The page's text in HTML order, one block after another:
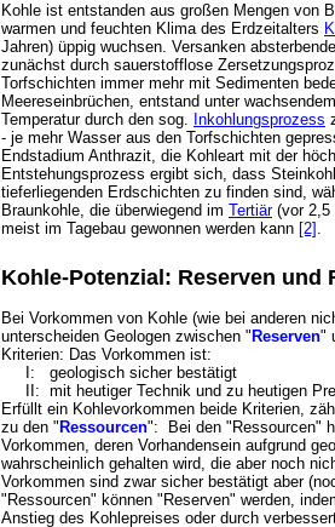
Kohle ist entstanden aus großen Mengen von
warmen und feuchten Klima des Erdzeitalters
Jahren) üppig wuchsen. Versanken
zunächst durch sauerstofflose
Torfschichten immer mehr mit Sedimenten
Meereseinbrüchen, entstand unter
Temperatur durch den sog. Inkohlungsprozess
- je mehr Wasser aus den Torfschichten
Endstadium Anthrazit, die Kohleart mit der
Entstehungsprozess ergibt sich, dass
tieferliegenden Erdschichten zu finden sind,
Braunkohle, die überwiegend im Tertiär(vor 2,5
meist im Tagebau gewonnen werden kann [2] .
Kohle-Potenzial: Reserven und
Bei Vorkommen von Kohle (wie bei anderen
unterscheiden Geologen zwischen " Reserven"
Kriterien: Das Vorkommen ist:
I: geologisch sicher bestätigt
II: mit heutiger Technik und zu heutigen
Erfüllt ein Kohlevorkommen beide Kriterien,
zu den " Ressourcen": Bei den "Ressourcen"
Vorkommen, deren Vorhandensein aufgrund
wahrscheinlich gehalten wird, die aber noch
Vorkommen sind zwar sicher bestätigt aber
"Ressourcen" können "Reserven" werden,
Anstieg des Kohlepreises oder durch